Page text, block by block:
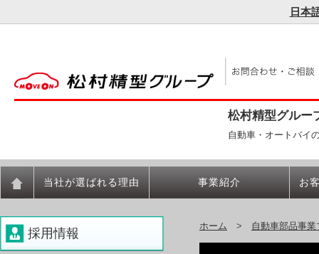
日本
松村精型グルー
自動車・オートバイ
当社が選ばれる理由 事業紹介 お
採用情報
ホーム > 自動車部品事業